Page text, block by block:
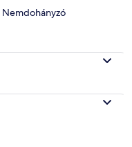
Nemdohányzó